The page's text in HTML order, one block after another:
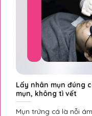
Lấy nhân mụn đúng
mụn, không tì vết
Mụn trứng cá là nỗi